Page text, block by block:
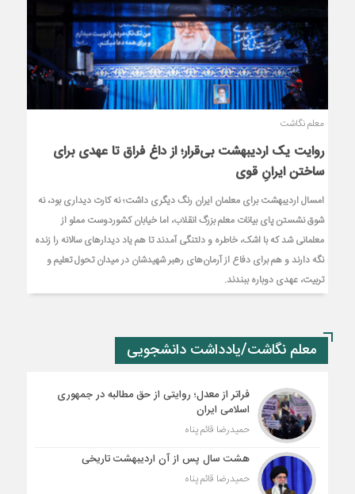
معلم نگاشت
روایت یک اردیبهشت بی‌قرار؛ از داغ فراق تا عهدی برای
ساختن ایرانِ قوی
امسال اردیبهشت برای معلمان ایران رنگ دیگری داشت؛ نه کارت دیداری بود، نه
شوق نشستن پای بیانات معلم بزرگ انقلاب، اما خیابان کشوردوست مملو از
معلمانی شد که با اشک، خاطره و دلتنگی آمدند تا هم یاد دیدارهای سالانه را زنده
نگه دارند و هم برای دفاع از آرمان‌های رهبر شهیدشان در میدان تحول تعلیم و
تربیت، عهدی دوباره ببندند.
معلم نگاشت/یادداشت دانشجویی
فراتر از معدل؛ روایتی از حق مطالبه در جمهوری
اسلامی ایران
حمیدرضا قائم پناه
هشت سال پس از آن اردیبهشت تاریخی
حمیدرضا قائم پناه